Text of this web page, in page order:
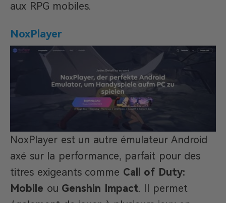
aux RPG mobiles.
NoxPlayer
NoxPlayer est un autre émulateur Android
axé sur la performance, parfait pour des
titres exigeants comme Call of Duty:
Mobile ou Genshin Impact. Il permet